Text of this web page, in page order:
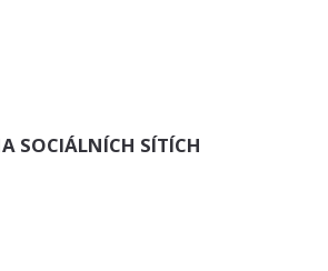
SOCIÁLNÍCH SÍTÍCH